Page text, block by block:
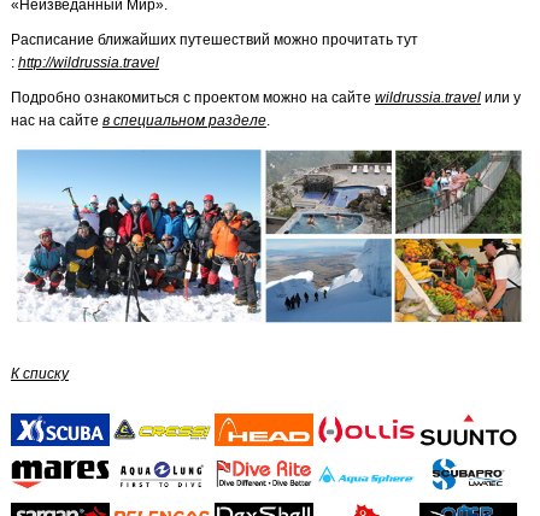
«Неизведанный Мир».
Расписание ближайших путешествий можно прочитать тут
: http://wildrussia.travel
Подробно ознакомиться с проектом можно на сайте wildrussia.travelили у
нас на сайте в специальном разделе.
К списку